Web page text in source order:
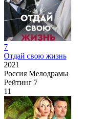
7
Отдай свою жизнь
2021
Россия Мелодрамы
Рейтинг 7
11